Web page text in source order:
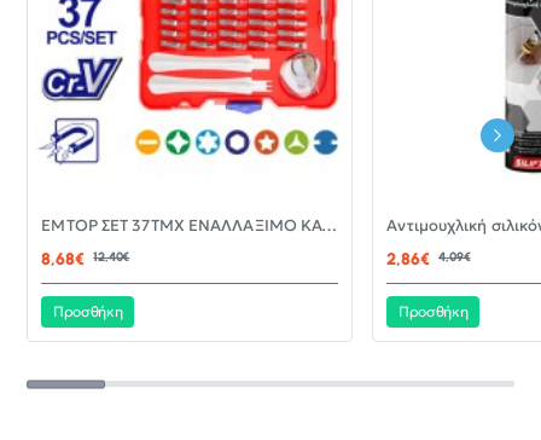
-30%EMTOP ΣΕΤ 37ΤΜΧ ΕΝΑΛΛΑΞΙΜΟ ΚΑΤΣΑΒΙΔΙ ΜΕ ΜΥΤΕΣ EBST03702
8,68€
12,40€
Προσθήκη
2,86€ 4,09€
Προσθήκη